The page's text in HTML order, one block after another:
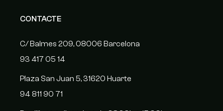
CONTACTE
C/ Balmes 209, 08006 Barcelona
93 417 05 14
Plaza San Juan 5, 31620 Huarte
94 811 90 71